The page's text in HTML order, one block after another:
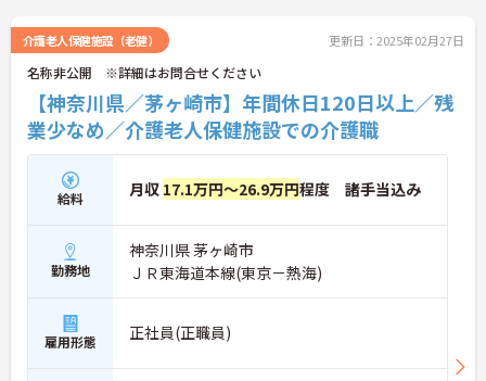
お話しいたしますのでお気軽にご相談ください。
介護老人保健施設（老健） 更新日：2025年02月27日
名称非公開 ※詳細はお問合せください
【神奈川県／茅ヶ崎市】年間休日120日以上／残
業少なめ／介護老人保健施設での介護職
給料 月収 17.1万円～26.9万円程度 諸手当込み
勤務地
神奈川県 茅ヶ崎市
ＪＲ東海道本線(東京－熱海)
雇用形態 正社員(正職員)